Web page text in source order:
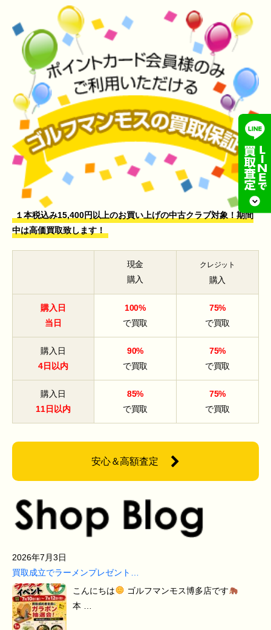
１本税込み15,400円以上のお買い上げの中古クラブ対象！期間
中は高価買取致します！
現金
購入
クレジット
購入
購入日
当日
100%
で買取
75%
で買取
購入日
4日以内
90%
で買取
75%
で買取
購入日
11日以内
85%
で買取
75%
で買取
安心＆高額査定
2026年7月3日
買取成立でラーメンプレゼント…
こんにちは
ゴルフマンモス博多店です
本 …